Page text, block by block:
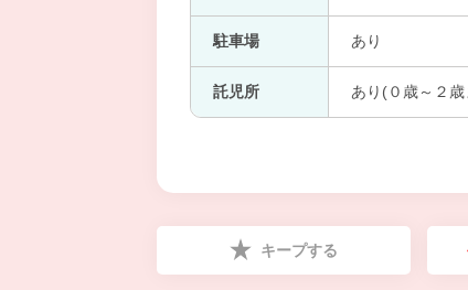
駐車場 あり
託児所 あり(０歳～２
キープする